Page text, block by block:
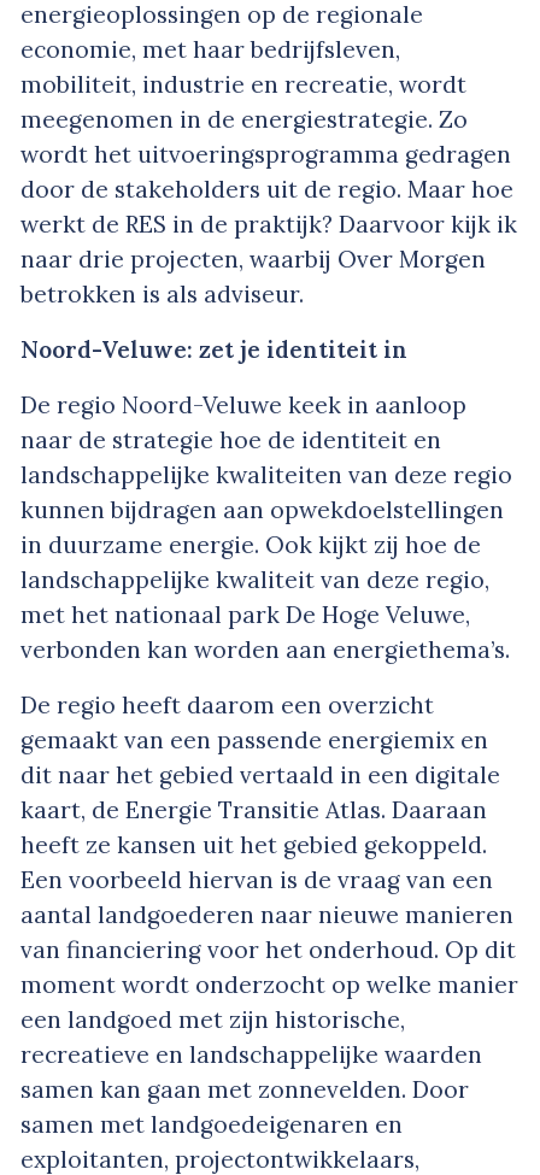
energieoplossingen op de regionale
economie, met haar bedrijfsleven,
mobiliteit, industrie en recreatie, wordt
meegenomen in de energiestrategie. Zo
wordt het uitvoeringsprogramma gedragen
door de stakeholders uit de regio. Maar hoe
werkt de RES in de praktijk? Daarvoor kijk ik
naar drie projecten, waarbij Over Morgen
betrokken is als adviseur.
Noord-Veluwe: zet je identiteit in
De regio Noord-Veluwe keek in aanloop
naar de strategie hoe de identiteit en
landschappelijke kwaliteiten van deze regio
kunnen bijdragen aan opwekdoelstellingen
in duurzame energie. Ook kijkt zij hoe de
landschappelijke kwaliteit van deze regio,
met het nationaal park De Hoge Veluwe,
verbonden kan worden aan energiethema’s.
De regio heeft daarom een overzicht
gemaakt van een passende energiemix en
dit naar het gebied vertaald in een digitale
kaart, de Energie Transitie Atlas. Daaraan
heeft ze kansen uit het gebied gekoppeld.
Een voorbeeld hiervan is de vraag van een
aantal landgoederen naar nieuwe manieren
van financiering voor het onderhoud. Op dit
moment wordt onderzocht op welke manier
een landgoed met zijn historische,
recreatieve en landschappelijke waarden
samen kan gaan met zonnevelden. Door
samen met landgoedeigenaren en
exploitanten, projectontwikkelaars,